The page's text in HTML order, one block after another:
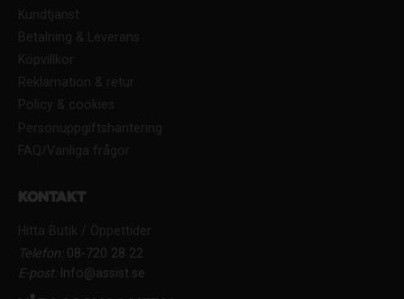
Kundtjänst
Betalning & Leverans
Köpvillkor
Reklamation & retur
Policy & cookies
Personuppgiftshantering
FAQ/Vanliga frågor
Kontakt
Hitta Butik / Öppettider
Telefon:08-720 28 22
E-post:Info@assist.se